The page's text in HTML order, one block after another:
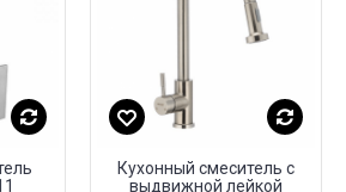
Кухонный смеситель с
выдвижной лейкой